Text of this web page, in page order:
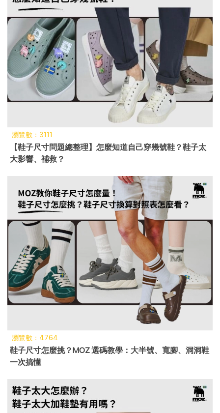
瀏覽數：3111
【鞋子尺寸問題總整理】怎麼知道自己穿幾號鞋？鞋子太
大影響、補救？
瀏覽數：4764
鞋子尺寸怎麼挑？MOZ 選碼教學：大半號、寬腳、洞洞鞋
一次搞懂